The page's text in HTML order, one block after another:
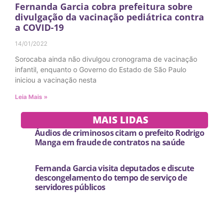
Fernanda Garcia cobra prefeitura sobre
divulgação da vacinação pediátrica contra
a COVID-19
14/01/2022
Sorocaba ainda não divulgou cronograma de vacinação
infantil, enquanto o Governo do Estado de São Paulo
iniciou a vacinação nesta
Leia Mais »
MAIS LIDAS
Áudios de criminosos citam o prefeito Rodrigo
Manga em fraude de contratos na saúde
Fernanda Garcia visita deputados e discute
descongelamento do tempo de serviço de
servidores públicos